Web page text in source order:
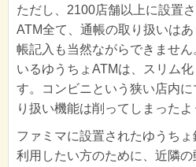
ただし、2100店舗以上に設置
ATM全て、通帳の取り扱いは
帳記入も当然ながらできませ
いるゆうちょATMは、スリム
す。コンビニという狭い店内
り扱い機能は削ってしまったよ
ファミマに設置されたゆうち
利用したい方のために、近隣